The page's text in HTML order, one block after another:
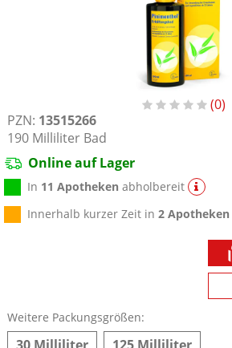
0
PZN: 13515266
190 Milliliter Bad
Online auf Lager
In 11 Apotheken abholbereit
Innerhalb kurzer Zeit in2 Apotheken
Weitere Packungsgrößen: